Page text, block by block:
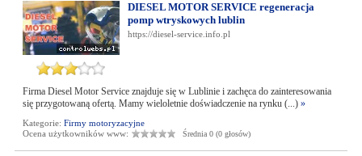
DIESEL MOTOR SERVICE regeneracja
pomp wtryskowych lublin
https://diesel-service.info.pl
Firma Diesel Motor Service znajduje się w Lublinie i zachęca do zainteresowania
się przygotowaną ofertą. Mamy wieloletnie doświadczenie na rynku (...) »
Kategorie: Firmy motoryzacyjne
Ocena użytkowników www:
Średnia 0 (0 głosów)